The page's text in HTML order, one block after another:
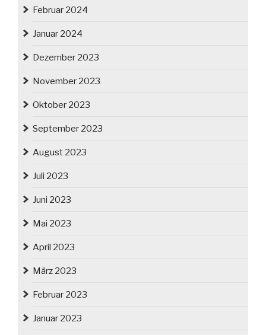
Februar 2024
Januar 2024
Dezember 2023
November 2023
Oktober 2023
September 2023
August 2023
Juli 2023
Juni 2023
Mai 2023
April 2023
März 2023
Februar 2023
Januar 2023